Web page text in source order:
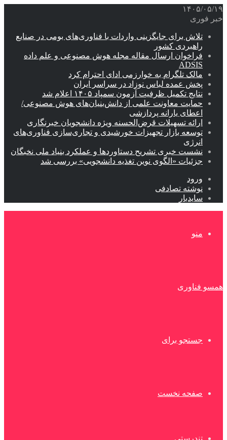
۱۴۰۵/۰۵/۱۹
خبر فوری
تلاش برای جایگزینی واردات با فناوری‌های بومی در صنایع
راهبردی کشور
فراخوان ارسال مقاله مجله هوش مصنوعی و علم داده
ADSIS
مالک تلگرام به خوارزمی ادای احترام کرد
پخش عمده لباس نوزاد در سراسر ایران
نتایج تکمیل ظرفیت آزمون سمپاد ۱۴۰۵ اعلام شد
حمایت معاونت علمی از دانش‌بنیان‌های هوش مصنوعی/
اعطای یارانه پردازشی
ارائه تسهیلات قرض‌الحسنه ویژه دانشجویان خبرنگاری
توسعه بازار تجهیزات خورشیدی و تجاری‌سازی فناوری‌های
انرژی
نشست خبری تشریح دستاوردها و عملکرد بنیاد ملی نخبگان
جزئیات «الگوی نوین تغذیه دانشجویی» بررسی شد
ورود
نوشته تصادفی
سایدبار
منو
همسو فناوری
جستجو برای
صفحه نخست
تندرستی